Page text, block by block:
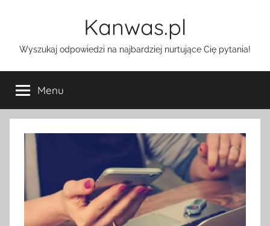
Kanwas.pl
Wyszukaj odpowiedzi na najbardziej nurtujące Cię pytania!
Menu